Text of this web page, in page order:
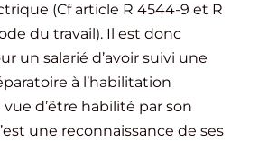
(Cf article R 4544-9 et R
du travail). Il est donc
un salarié d’avoir suivi une
à l’habilitation
d’être habilité par son
une reconnaissance de ses